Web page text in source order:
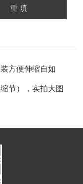
方便伸缩自如
节），实拍大图